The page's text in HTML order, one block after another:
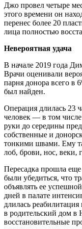
Джо провел четыре
этого времени он
перенес более 20
лица полностью
Невероятная удача
В начале 2019 года
Врачи оценивали
парня донора всего в
был найден.
Операция длилась 23
человек — в том
руки до середины
собственные и
тонкими швами. Ему
лоб, брови, нос, веки,
Пересадка прошла
были убедиться, что
объявлять ее
дней в палате
длилась
в родительский дом
восстановительные